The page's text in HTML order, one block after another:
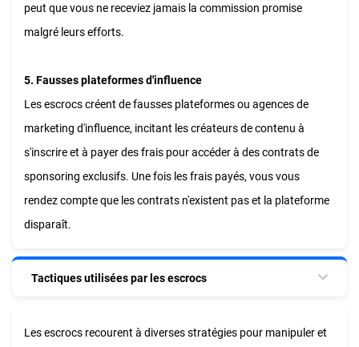
peut que vous ne receviez jamais la commission promise
malgré leurs efforts.
5. Fausses plateformes d'influence
Les escrocs créent de fausses plateformes ou agences de
marketing d'influence, incitant les créateurs de contenu à
s'inscrire et à payer des frais pour accéder à des contrats de
sponsoring exclusifs. Une fois les frais payés, vous vous
rendez compte que les contrats n'existent pas et la plateforme
disparaît.
Tactiques utilisées par les escrocs
Les escrocs recourent à diverses stratégies pour manipuler et